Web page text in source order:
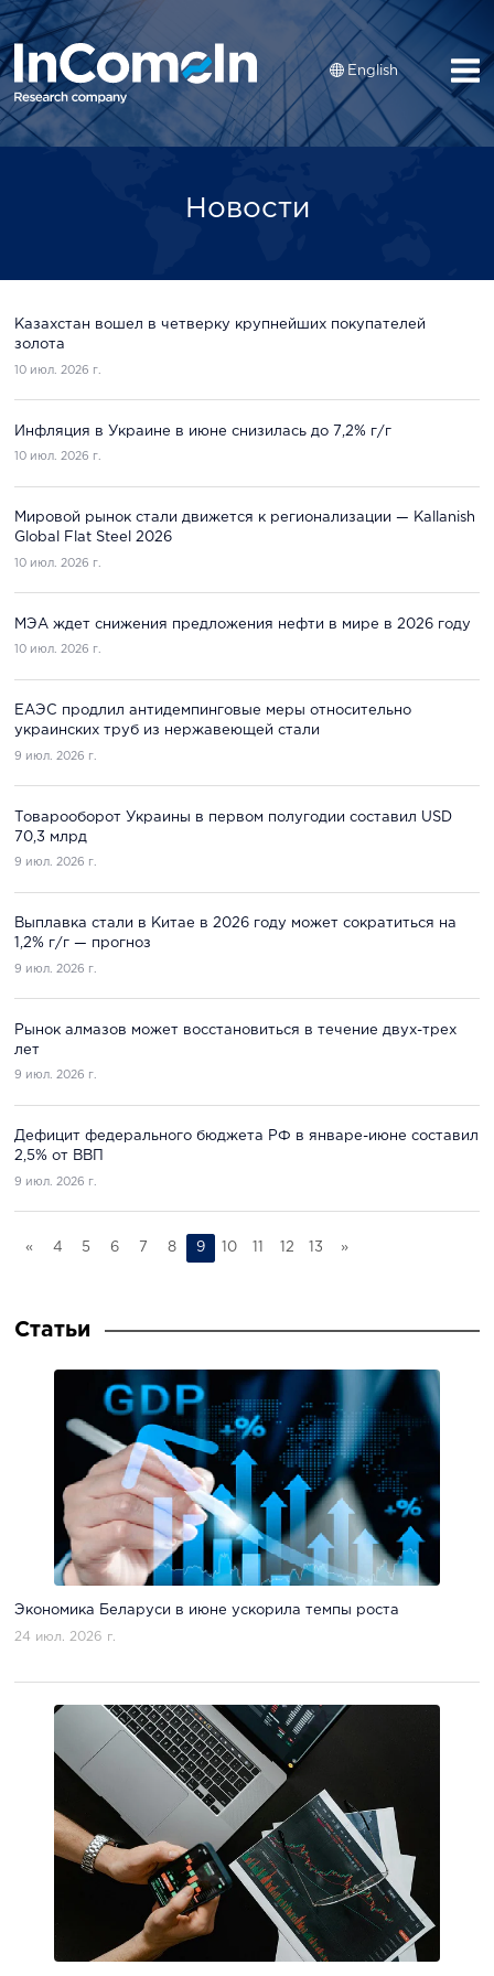
English
Новости
Казахстан вошел в четверку крупнейших покупателей
золота
10 июл. 2026 г.
Инфляция в Украине в июне снизилась до 7,2% г/г
10 июл. 2026 г.
Мировой рынок стали движется к регионализации — Kallanish
Global Flat Steel 2026
10 июл. 2026 г.
МЭА ждет снижения предложения нефти в мире в 2026 году
10 июл. 2026 г.
ЕАЭС продлил антидемпинговые меры относительно
украинских труб из нержавеющей стали
9 июл. 2026 г.
Товарооборот Украины в первом полугодии составил USD
70,3 млрд
9 июл. 2026 г.
Выплавка стали в Китае в 2026 году может сократиться на
1,2% г/г — прогноз
9 июл. 2026 г.
Рынок алмазов может восстановиться в течение двух-трех
лет
9 июл. 2026 г.
Дефицит федерального бюджета РФ в январе-июне составил
2,5% от ВВП
9 июл. 2026 г.
« 4 5 6 7 8 9 10 12 13 »
Статьи
Экономика Беларуси в июне ускорила темпы роста
24 июл. 2026 г.